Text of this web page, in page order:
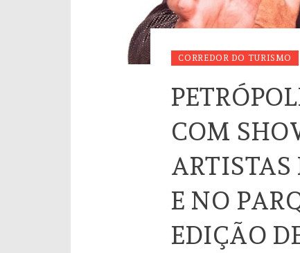
CORREDOR DO TURISMO
COM
E NO
EDIÇÃO